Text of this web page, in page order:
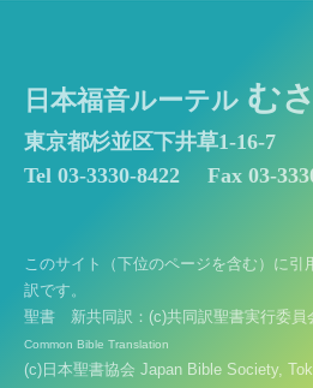
日本福音ルーテル む
東京都杉並区下井草1-16-7
Tel 03-3330-8422
Fax 03-
このサイト（下位のページを含む）に引
訳です。
聖書 新共同訳：(c)共同訳聖書実行委員
Common Bible Translation
(c)日本聖書協会 Japan Bible Society,